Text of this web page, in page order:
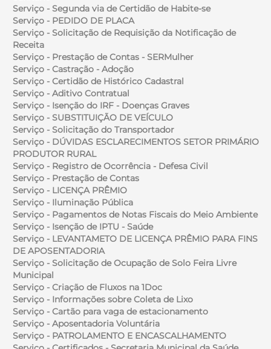
Serviço - Segunda via de Certidão de Habite-se
Serviço - PEDIDO DE PLACA
Serviço - Solicitação de Requisição da Notificação de
Receita
Serviço - Prestação de Contas - SERMulher
Serviço - Castração - Adoção
Serviço - Certidão de Histórico Cadastral
Serviço - Aditivo Contratual
Serviço - Isenção do IRF - Doenças Graves
Serviço - SUBSTITUIÇÃO DE VEÍCULO
Serviço - Solicitação do Transportador
Serviço - DÚVIDAS ESCLARECIMENTOS SETOR PRIMÁRIO
PRODUTOR RURAL
Serviço - Registro de Ocorrência - Defesa Civil
Serviço - Prestação de Contas
Serviço - LICENÇA PRÊMIO
Serviço - Iluminação Pública
Serviço - Pagamentos de Notas Fiscais do Meio Ambiente
Serviço - Isenção de IPTU - Saúde
Serviço - LEVANTAMETO DE LICENÇA PRÊMIO PARA FINS
DE APOSENTADORIA
Serviço - Solicitação de Ocupação de Solo Feira Livre
Municipal
Serviço - Criação de Fluxos na 1Doc
Serviço - Informações sobre Coleta de Lixo
Serviço - Cartão para vaga de estacionamento
Serviço - Aposentadoria Voluntária
Serviço - PATROLAMENTO E ENCASCALHAMENTO